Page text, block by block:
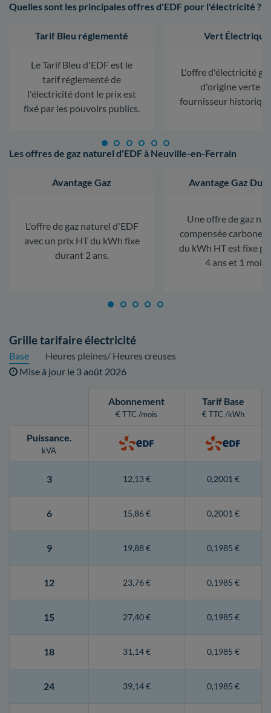
Quelles sont les principales offres d'EDF pour l'électricité ?
Tarif Bleu réglementé
Le Tarif Bleu d'EDF est le
tarif réglementé de
l'électricité dont le prix est
fixé par les pouvoirs publics.
Vert Électrique
L'offre d'électricité
d'origine verte
fournisseur
Les offres de gaz naturel d'EDF à Neuville-en-Ferrain
Avantage Gaz
L'offre de gaz naturel d'EDF
avec un prix HT du kWh fixe
durant 2 ans.
Avantage Gaz
Une offre de gaz
compensée carbone.
du kWh HT est fixe
4 ans et 1 mois.
Grille tarifaire électricité
Base
Heures pleines/ Heures creuses
Mise à jour le 3 août 2026
Abonnement
€ TTC /mois
Tarif Base
€ TTC /kWh
Puissance.
kVA
3 12,13 € 0,2001 €
6 15,86 € 0,2001 €
9 19,88 € 0,1985 €
12 23,76 € 0,1985 €
15 27,40 € 0,1985 €
18 31,14 € 0,1985 €
24 39,14 € 0,1985 €